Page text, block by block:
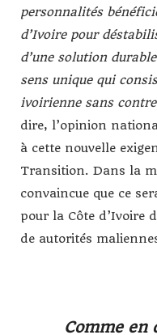
personnalités
d’Ivoire pour
d’une solution
sens unique qui
ivoirienne sans
dire, l’opinion
à cette nouvelle
Transition. Dans la
convaincue que ce
pour la Côte d’Ivoire
de autorités
Comme en